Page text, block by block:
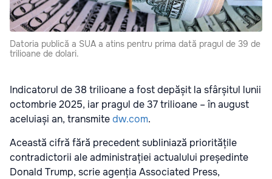
Datoria publică a SUA a atins pentru prima dată pragul de 39 de
trilioane de dolari.
Indicatorul de 38 trilioane a fost depășit la sfârșitul lunii
octombrie 2025, iar pragul de 37 trilioane – în august
aceluiași an, transmitedw.com.
Această cifră fără precedent subliniază prioritățile
contradictorii ale administrației actualului președinte
Donald Trump, scrie agenția Associated Press,